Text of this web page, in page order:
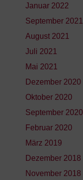
Januar 2022
September 2021
August 2021
Juli 2021
Mai 2021
Dezember 2020
Oktober 2020
September 2020
Februar 2020
März 2019
Dezember 2018
November 2018